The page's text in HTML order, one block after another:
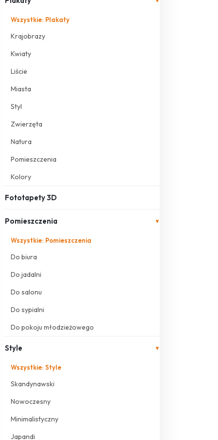
Wszystkie: Plakaty
Krajobrazy
Kwiaty
Liście
Miasta
Styl
Zwierzęta
Natura
Pomieszczenia
Kolory
Fototapety 3D
Pomieszczenia ▾
Wszystkie: Pomieszczenia
Do biura
Do jadalni
Do salonu
Do sypialni
Do pokoju młodzieżowego
Style ▾
Wszystkie: Style
Skandynawski
Nowoczesny
Minimalistyczny
Japandi